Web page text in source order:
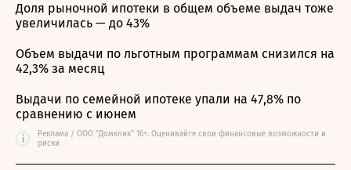
Доля рыночной ипотеки в общем объеме выдач тоже
увеличилась — до 43%
Объем выдачи по льготным программам снизился на
42,3% за месяц
Выдачи по семейной ипотеке упали на 47,8% по
сравнению с июнем
i
Реклама / ООО "Домклик" 16+. Оценивайте свои финансовые возможности и
риски